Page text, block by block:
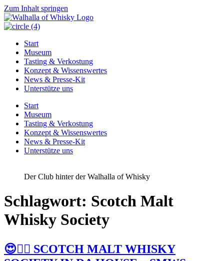
Zum Inhalt springen
Start
Museum
Tasting & Verkostung
Konzept & Wissenswertes
News & Presse-Kit
Unterstütze uns
Start
Museum
Tasting & Verkostung
Konzept & Wissenswertes
News & Presse-Kit
Unterstütze uns
Der Club hinter der Walhalla of Whisky
Schlagwort: Scotch Malt
Whisky Society
😍🏴‍☠️ SCOTCH MALT WHISKY